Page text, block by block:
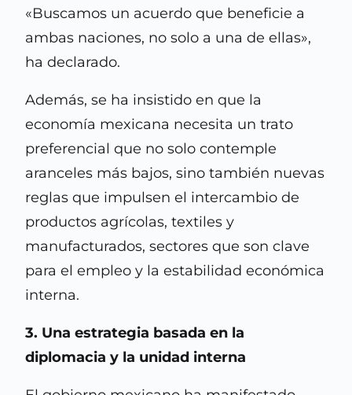
«Buscamos un acuerdo que beneficie a
ambas naciones, no solo a una de ellas»,
ha declarado.
Además, se ha insistido en que la
economía mexicana necesita un trato
preferencial que no solo contemple
aranceles más bajos, sino también nuevas
reglas que impulsen el intercambio de
productos agrícolas, textiles y
manufacturados, sectores que son clave
para el empleo y la estabilidad económica
interna.
3. Una estrategia basada en la
diplomacia y la unidad interna